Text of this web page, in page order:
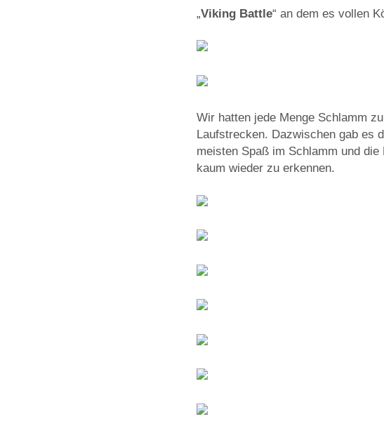
„Viking Battle“ an dem es vollen
Wir hatten jede Menge Schlamm
Laufstrecken. Dazwischen gab es
meisten Spaß im Schlamm und
kaum wieder zu erkennen.